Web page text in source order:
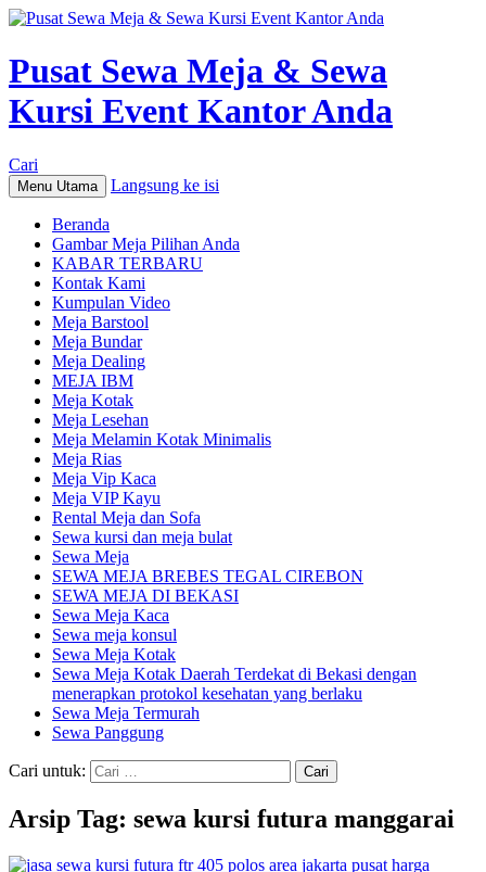
Pusat Sewa Meja & Sewa
Kursi Event Kantor Anda
Cari
Menu Utama Langsung ke isi
Beranda
Gambar Meja Pilihan Anda
KABAR TERBARU
Kontak Kami
Kumpulan Video
Meja Barstool
Meja Bundar
Meja Dealing
MEJA IBM
Meja Kotak
Meja Lesehan
Meja Melamin Kotak Minimalis
Meja Rias
Meja Vip Kaca
Meja VIP Kayu
Rental Meja dan Sofa
Sewa kursi dan meja bulat
Sewa Meja
SEWA MEJA BREBES TEGAL CIREBON
SEWA MEJA DI BEKASI
Sewa Meja Kaca
Sewa meja konsul
Sewa Meja Kotak
Sewa Meja Kotak Daerah Terdekat di Bekasi dengan
menerapkan protokol kesehatan yang berlaku
Sewa Meja Termurah
Sewa Panggung
Cari untuk:
Arsip Tag: sewa kursi futura manggarai